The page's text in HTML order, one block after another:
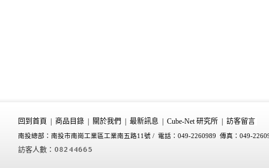
回到首頁 商品目錄 關於我們 最新訊息 Cube-Net 研究所 訪客留言
南投總部：南投市南崗工業區工業南五路11號 / 電話：049-2260989 傳真：049-
訪客人數：